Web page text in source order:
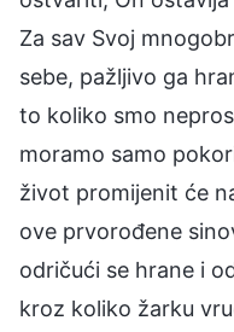
Za sav Svoj
sebe, pažljivo ga
to koliko smo
moramo samo
život promijenit će
ove prvorođene
odričući se hrane i
kroz koliko žarku